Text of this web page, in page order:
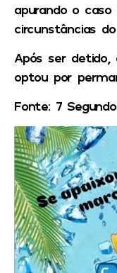
apurando o
circunstâncias
Após ser
optou por
Fonte: 7